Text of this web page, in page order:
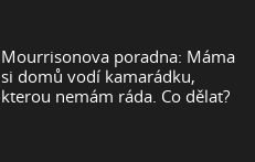
Mourrisonova poradna: Máma
si domů vodí kamarádku,
kterou nemám ráda. Co dělat?